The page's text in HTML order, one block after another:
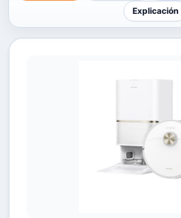
Explicación